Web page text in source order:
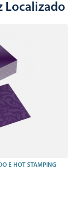
Localizado
E HOT STAMPING